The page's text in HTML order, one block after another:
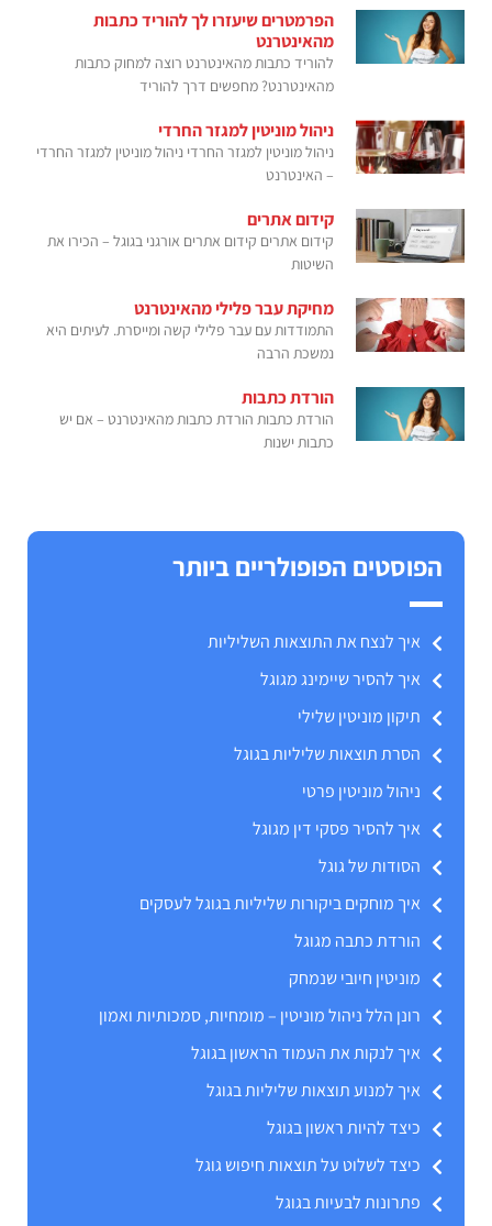
הפרמטרים שיעזרו לך להוריד כתבות
מהאינטרנט
להוריד כתבות מהאינטרנט רוצה למחוק כתבות
מהאינטרנט? מחפשים דרך להוריד
ניהול מוניטין למגזר החרדי
ניהול מוניטין למגזר החרדי ניהול מוניטין למגזר החרדי
– האינטרנט
קידום אתרים
קידום אתרים קידום אתרים אורגני בגוגל – הכירו את
השיטות
מחיקת עבר פלילי מהאינטרנט
התמודדות עם עבר פלילי קשה ומייסרת. לעיתים היא
נמשכת הרבה
הורדת כתבות
הורדת כתבות הורדת כתבות מהאינטרנט – אם יש
כתבות ישנות
הפוסטים הפופולריים ביותר
איך לנצח את התוצאות השליליות
איך להסיר שיימינג מגוגל
תיקון מוניטין שלילי
הסרת תוצאות שליליות בגוגל
ניהול מוניטין פרטי
איך להסיר פסקי דין מגוגל
הסודות של גוגל
איך מוחקים ביקורות שליליות בגוגל לעסקים
הורדת כתבה מגוגל
מוניטין חיובי שנמחק
רונן הלל ניהול מוניטין – מומחיות, סמכותיות ואמון
איך לנקות את העמוד הראשון בגוגל
איך למנוע תוצאות שליליות בגוגל
כיצד להיות ראשון בגוגל
כיצד לשלוט על תוצאות חיפוש גוגל
פתרונות לבעיות בגוגל